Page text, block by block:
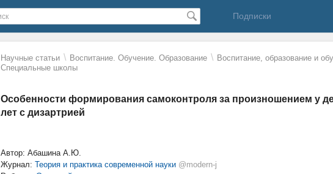
Подписки
Научные статьи \ Воспитание. Обучение. Образование \ Воспитание, образование и
Специальные школы
Особенности формирования самоконтроля за произношением у
лет с дизартрией
Автор: Абашина А.Ю.
Журнал: Теория и практика современной науки @modern-j